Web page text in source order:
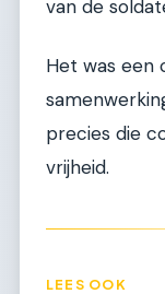
van de
Het was een
precies die
vrijheid.
LEES OOK